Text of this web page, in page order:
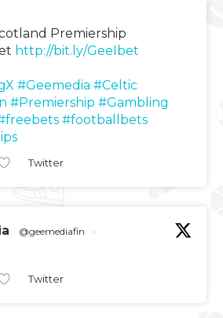
Premiership
http://bit.ly/GeeIbet
#Geemedia #Celtic
#Premiership #Gambling
#footballbets
Twitter
@geemediafin ·
Twitter